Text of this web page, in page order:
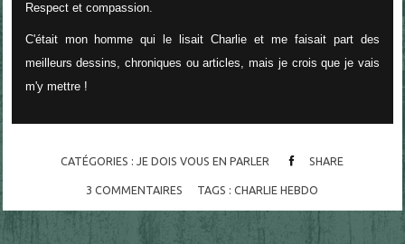
Respect et compassion.
C'était mon homme qui le lisait Charlie et me faisait part des
meilleurs dessins, chroniques ou articles, mais je crois que je vais
m'y mettre !
CATÉGORIES :JE DOIS VOUS EN PARLER SHARE
3 COMMENTAIRES TAGS : CHARLIE HEBDO